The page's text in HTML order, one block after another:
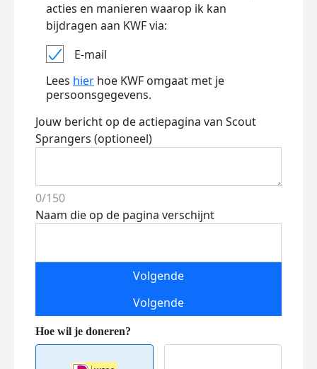
acties en manieren waarop ik kan
bijdragen aan KWF via:
E-mail
Lees hier hoe KWF omgaat met je
persoonsgegevens.
Jouw bericht op de actiepagina van Scout
Sprangers (optioneel)
0/150
Naam die op de pagina verschijnt
Volgende
Volgende